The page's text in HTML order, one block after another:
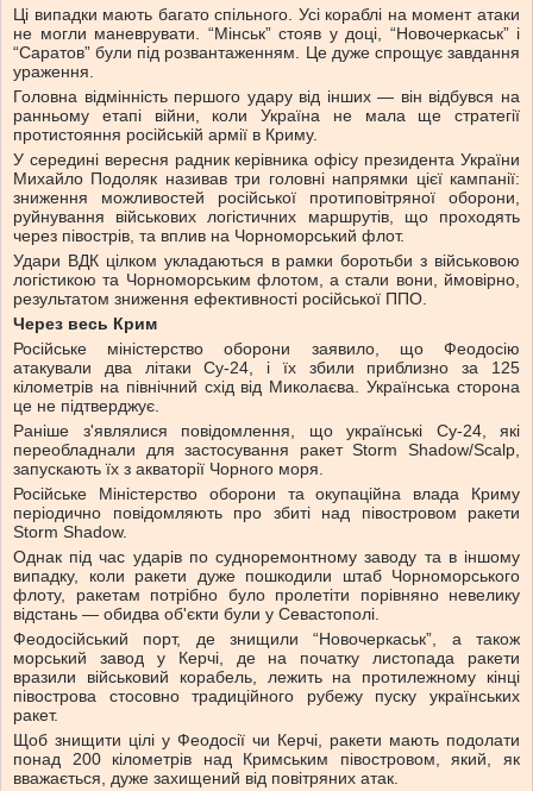
Ці випадки мають багато спільного. Усі кораблі на момент атаки
не могли маневрувати. “Мінськ” стояв у доці, “Новочеркаськ” і
“Саратов” були під розвантаженням. Це дуже спрощує завдання
ураження.
Головна відмінність першого удару від інших — він відбувся на
ранньому етапі війни, коли Україна не мала ще стратегії
протистояння російській армії в Криму.
У середині вересня радник керівника офісу президента України
Михайло Подоляк називав три головні напрямки цієї кампанії:
зниження можливостей російської протиповітряної оборони,
руйнування військових логістичних маршрутів, що проходять
через півострів, та вплив на Чорноморський флот.
Удари ВДК цілком укладаються в рамки боротьби з військовою
логістикою та Чорноморським флотом, а стали вони, ймовірно,
результатом зниження ефективності російської ППО.
Через весь Крим
Російське міністерство оборони заявило, що Феодосію
атакували два літаки Су-24, і їх збили приблизно за 125
кілометрів на північний схід від Миколаєва. Українська сторона
це не підтверджує.
Раніше з'являлися повідомлення, що українські Су-24, які
переобладнали для застосування ракет Storm Shadow/Scalp,
запускають їх з акваторії Чорного моря.
Російське Міністерство оборони та окупаційна влада Криму
періодично повідомляють про збиті над півостровом ракети
Storm Shadow.
Однак під час ударів по судноремонтному заводу та в іншому
випадку, коли ракети дуже пошкодили штаб Чорноморського
флоту, ракетам потрібно було пролетіти порівняно невелику
відстань — обидва об'єкти були у Севастополі.
Феодосійський порт, де знищили “Новочеркаськ”, а також
морський завод у Керчі, де на початку листопада ракети
вразили військовий корабель, лежить на протилежному кінці
півострова стосовно традиційного рубежу пуску українських
ракет.
Щоб знищити цілі у Феодосії чи Керчі, ракети мають подолати
понад 200 кілометрів над Кримським півостровом, який, як
вважається, дуже захищений від повітряних атак.